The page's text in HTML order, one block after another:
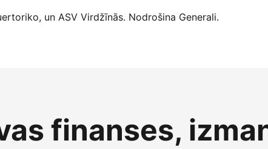
un ASV Virdžīnās. Nodrošina Generali.
finanses,